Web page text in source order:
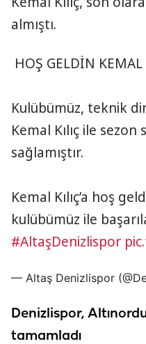
almıştı.
HOŞ GELDİN
Kulübümüz, teknik
Kemal Kılıç ile
sağlamıştır.
Kemal Kılıç’a hoş
kulübümüz ile
#AltaşDenizlispor
— Altaş Denizlispor
Denizlispor, Altınordu
tamamladı